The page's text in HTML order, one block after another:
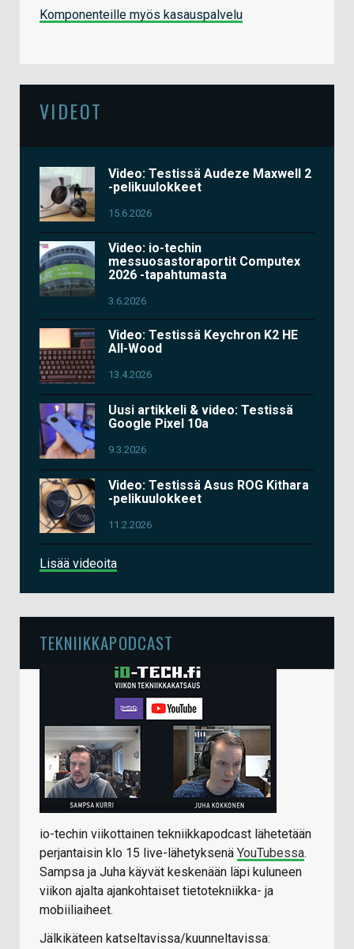
Komponenteille myös kasauspalvelu
VIDEOT
Video: Testissä Audeze Maxwell 2
-pelikuulokkeet
15.6.2026
Video: io-techin
messuosastoraportit Computex
2026 -tapahtumasta
3.6.2026
Video: Testissä Keychron K2 HE
All-Wood
13.4.2026
Uusi artikkeli & video: Testissä
Google Pixel 10a
9.3.2026
Video: Testissä Asus ROG Kithara
-pelikuulokkeet
11.2.2026
Lisää videoita
TEKNIIKKAPODCAST
io-techin viikottainen tekniikkapodcast lähetetään
perjantaisin klo 15 live-lähetyksenä YouTubessa.
Sampsa ja Juha käyvät keskenään läpi kuluneen
viikon ajalta ajankohtaiset tietotekniikka- ja
mobiiliaiheet.
Jälkikäteen katseltavissa/kuunneltavissa: